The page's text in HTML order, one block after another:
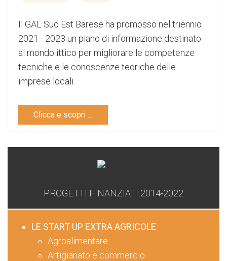
Il GAL Sud Est Barese ha promosso nel triennio
2021 - 2023 un piano di informazione destinato
al mondo ittico per migliorare le competenze
tecniche e le conoscenze teoriche delle
imprese locali.
Clicca e scopri …
PROGETTI FINANZIATI 2014-2022
LE START UP EXTRA AGRICOLE
Agroalimentare
Artigianato e commercio